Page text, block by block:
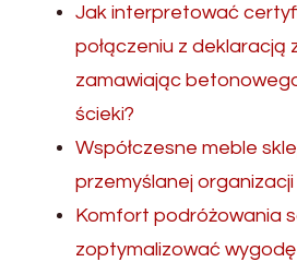
Jak interpretować
połączeniu z deklaracją
zamawiając
ścieki?
Współczesne meble
przemyślanej
Komfort podróżowania
zoptymalizować